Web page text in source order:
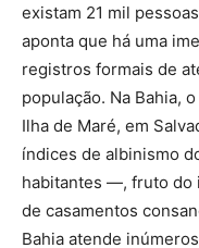
existam 21 mil
aponta que há uma
registros formais de
população. Na Bahia,
Ilha de Maré, em
índices de albinismo
habitantes —, fruto do
de casamentos
Bahia atende